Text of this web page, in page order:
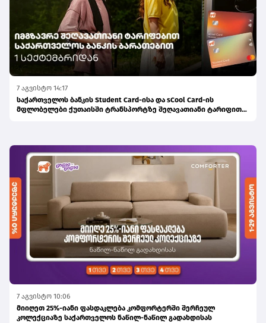
7 აგვისტო 14:17
საქართველოს ბანკის Student Card-ისა და sCool Card-ის
მფლობელები ქუთაისში ტრანსპორტზე შეღავათიანი ტარიფით
7 აგვისტო 10:06
მიიღეთ 25%-იანი ფასდაკლება კომფორტერში შერჩეულ
კოლექციაზე საქართველოს ნაწილ-ნაწილ გადახდისას